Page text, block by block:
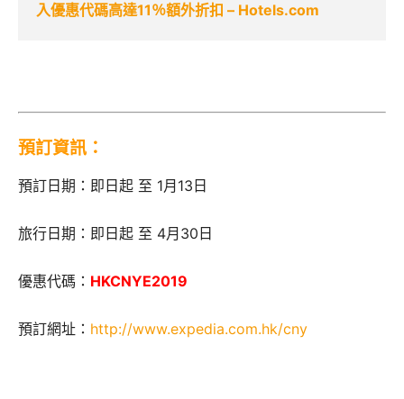
入優惠代碼高達11％額外折扣 – Hotels.com
預訂資訊：
預訂日期：即日起 至 1月13日
旅行日期：即日起 至 4月30日
優惠代碼： HKCNYE2019
預訂網址： http://www.expedia.com.hk/cny